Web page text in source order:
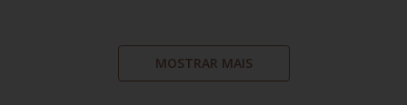
MOSTRAR MAIS